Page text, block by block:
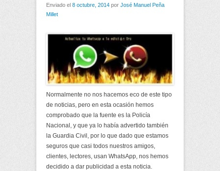
Enviado el 8 octubre, 2014 por José Manuel Peña
Millet
Normalmente no nos hacemos eco de este tipo
de noticias, pero en esta ocasión hemos
comprobado que la fuente es la Policía
Nacional, y que ya lo había advertido también
la Guardia Civil, por lo que dado que estamos
seguros que casi todos nuestros amigos,
clientes, lectores, usan WhatsApp, nos hemos
decidido a dar publicidad a esta noticia.